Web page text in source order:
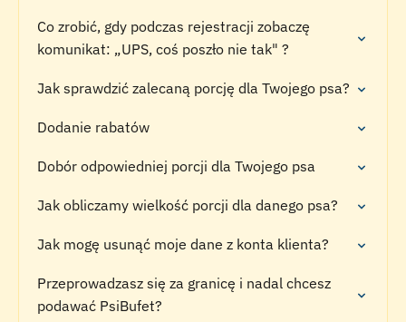
Co zrobić, gdy podczas rejestracji zobaczę
komunikat: „UPS, coś poszło nie tak" ?
Jak sprawdzić zalecaną porcję dla Twojego psa?
Dodanie rabatów
Dobór odpowiedniej porcji dla Twojego psa
Jak obliczamy wielkość porcji dla danego psa?
Jak mogę usunąć moje dane z konta klienta?
Przeprowadzasz się za granicę i nadal chcesz
podawać PsiBufet?